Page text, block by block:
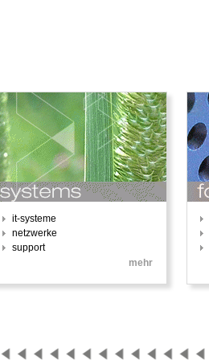
it-systeme
netzwerke
support
mehr